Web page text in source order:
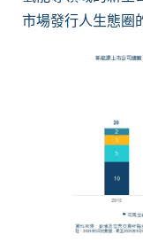
市場發行人生態圈